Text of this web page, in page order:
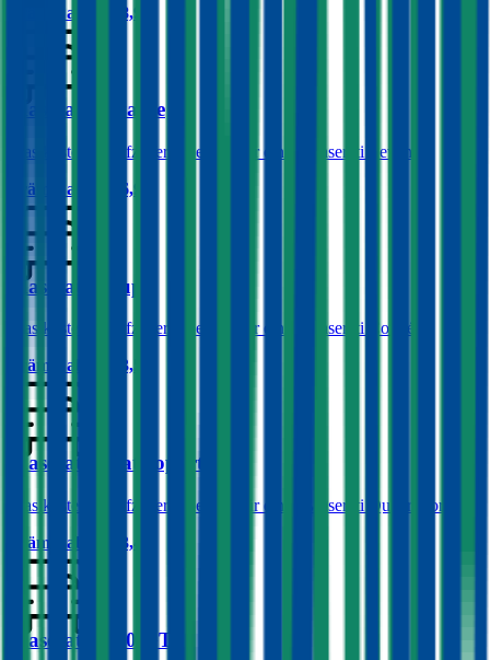
Prämie ab
€ 198,90
Maserati Levante
Was kostet die Kfz-Versicherung für einen Maserati Levante?
Prämie ab
€ 216,90
Maserati Coupé
Was kostet die Kfz-Versicherung für einen Maserati Coupé?
Prämie ab
€ 233,52
Maserati Quattroporte
Was kostet die Kfz-Versicherung für einen Maserati Quattroporte?
Prämie ab
€ 183,48
Maserati 3200 GT